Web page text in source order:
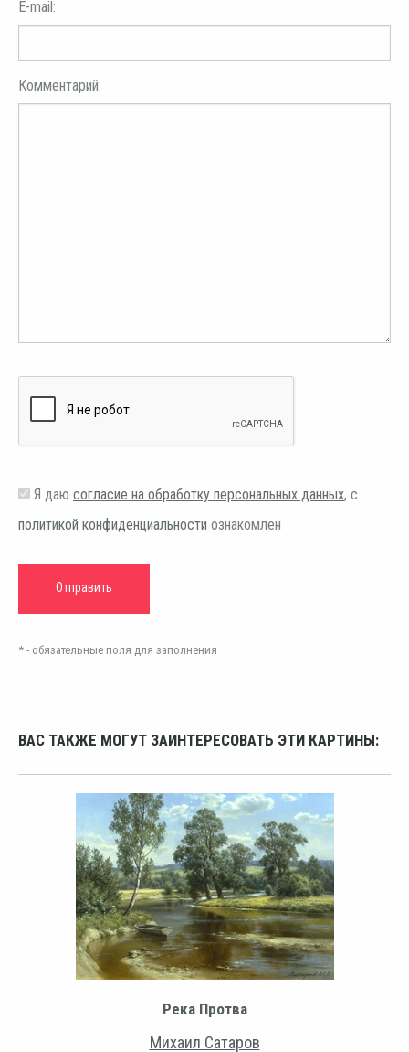
E-mail:
Комментарий:
Я даю согласие на обработку персональных данных, с
политикой конфиденциальности ознакомлен
* - обязательные поля для заполнения
ВАС ТАКЖЕ МОГУТ ЗАИНТЕРЕСОВАТЬ ЭТИ КАРТИНЫ:
Река Протва
Михаил Сатаров